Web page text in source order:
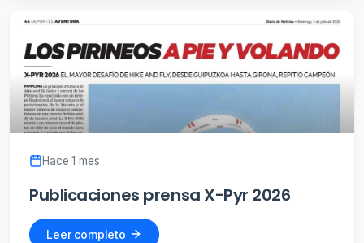
Hace 1 mes
Publicaciones prensa X-Pyr 2026
Leer completo